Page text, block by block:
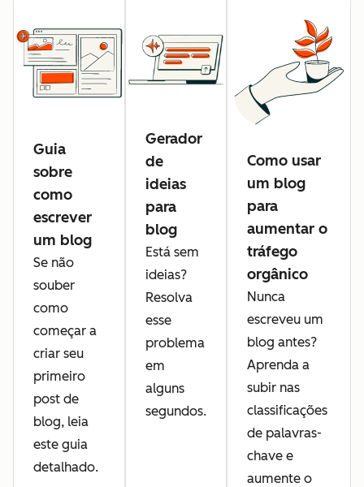
Guia
sobre
como
escrever
um blog
Se não
souber
como
começar a
criar seu
primeiro
post de
blog, leia
este guia
detalhado.
Gerador
de
ideias
para
blog
Está sem
ideias?
Resolva
esse
problema
em
alguns
segundos.
Como usar
um blog
para
aumentar o
tráfego
orgânico
Nunca
escreveu um
blog antes?
Aprenda a
subir nas
classificações
de palavras-
chave e
aumente o